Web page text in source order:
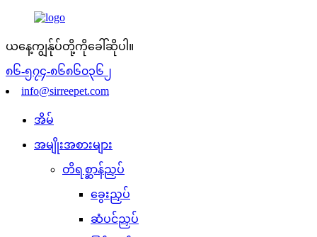
ယနေ့ကျွန်ုပ်တို့ကိုခေါ်ဆိုပါ။
၈၆-၅၇၄-၈၆၈၆၀၃၆၂
info@sirreepet.com
အိမ်
အမျိုးအစားများ
တိရစ္ဆာန်ညှပ်
ခွေးညှပ်
ဆံပင်ညှပ်